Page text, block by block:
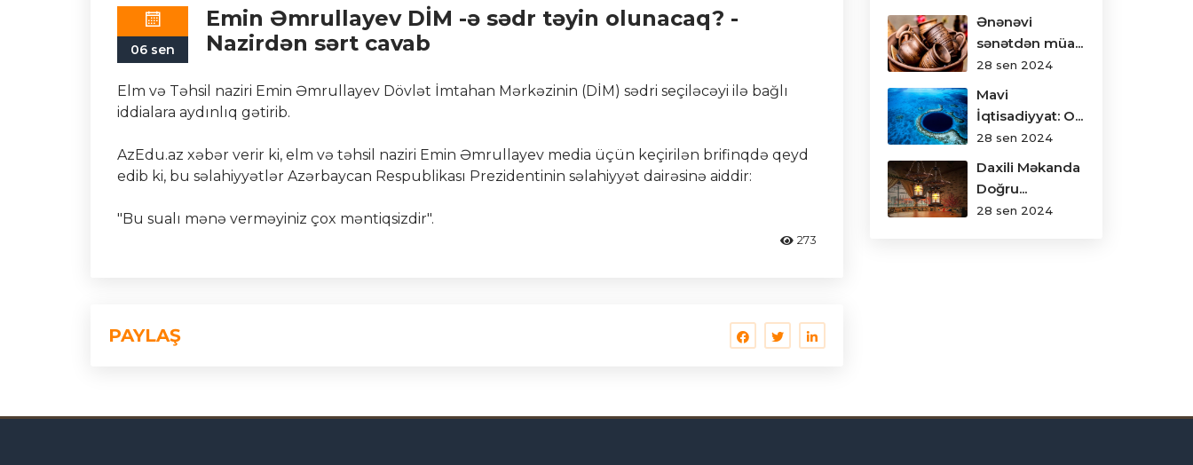
06 sen
Emin Əmrullayev DİM -ə sədr təyin olunacaq? -
Nazirdən sərt cavab
Elm və Təhsil naziri Emin Əmrullayev Dövlət İmtahan Mərkəzinin (DİM) sədri seçiləcəyi ilə bağlı
iddialara aydınlıq gətirib.
AzEdu.az xəbər verir ki, elm və təhsil naziri Emin Əmrullayev media üçün keçirilən brifinqdə qeyd
edib ki, bu səlahiyyətlər Azərbaycan Respublikası Prezidentinin səlahiyyət dairəsinə aiddir:
"Bu sualı mənə verməyiniz çox məntiqsizdir".
273
PAYLAŞ
Ənənəvi
sənətdən müa...
28 sen 2024
Mavi
İqtisadiyyat: O...
28 sen 2024
Daxili Məkanda
Doğru...
28 sen 2024